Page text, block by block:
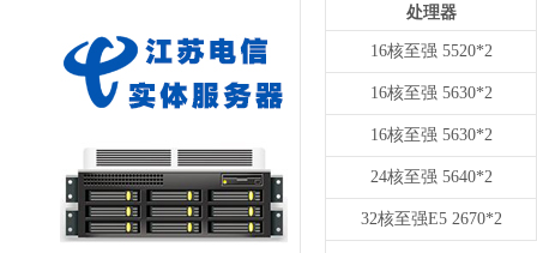
处理器
16核至强 5520*2
16核至强 5630*2
16核至强 5630*2
24核至强 5640*2
32核至强E5 2670*2